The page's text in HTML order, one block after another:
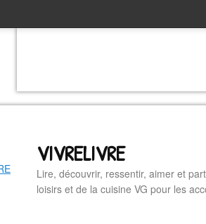
VIVRELIVRE
Lire, découvrir, ressentir, aimer et
loisirs et de la cuisine VG pour les